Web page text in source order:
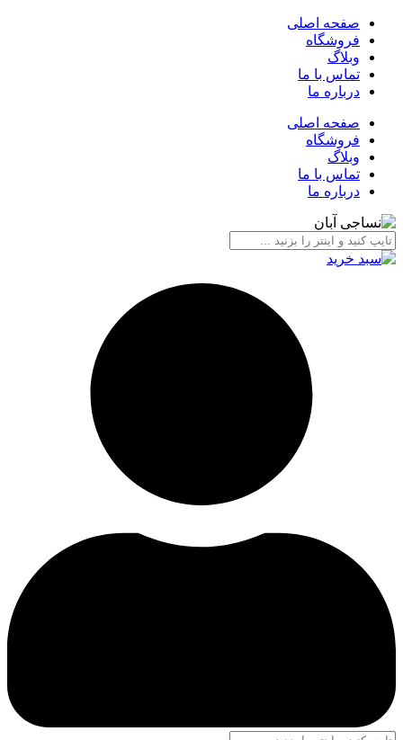
صفحه اصلی
فروشگاه
وبلاگ
تماس با ما
درباره ما
صفحه اصلی
فروشگاه
وبلاگ
تماس با ما
درباره ما